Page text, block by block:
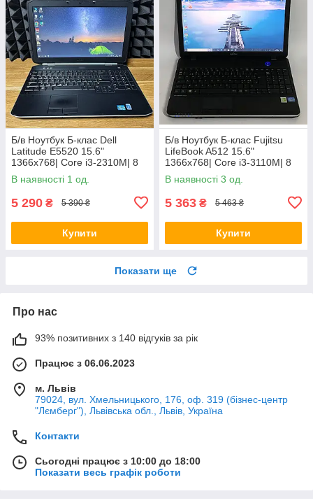
Б/в Ноутбук Б-клас Dell
Latitude E5520 15.6"
1366x768| Core i3-2310M| 8
GB RAM| 128 GB SSD| HD
3000
В наявності 1 од.
5 290 ₴ 5 390 ₴
Купити
Б/в Ноутбук Б-клас Fujitsu
LifeBook A512 15.6"
1366x768| Core i3-3110M| 8
GB RAM| 320 GB HDD| HD
4000
В наявності 3 од.
5 363 ₴ 5 463 ₴
Купити
Показати ще
Про нас
93% позитивних з 140 відгуків за рік
Працює з 06.06.2023
м. Львів
79024, вул. Хмельницького, 176, оф. 319 (бізнес-центр
"Лємберг"), Львівська обл., Львів, Україна
Контакти
Сьогодні працює з 10:00 до 18:00
Показати весь графік роботи